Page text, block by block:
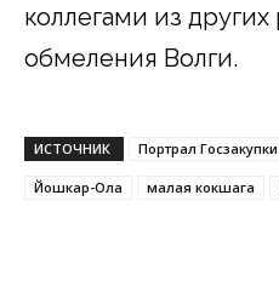
коллегами из
обмеления Волги.
ИСТОЧНИК Портрал Госзакупки
Йошкар-Ола малая кокшага